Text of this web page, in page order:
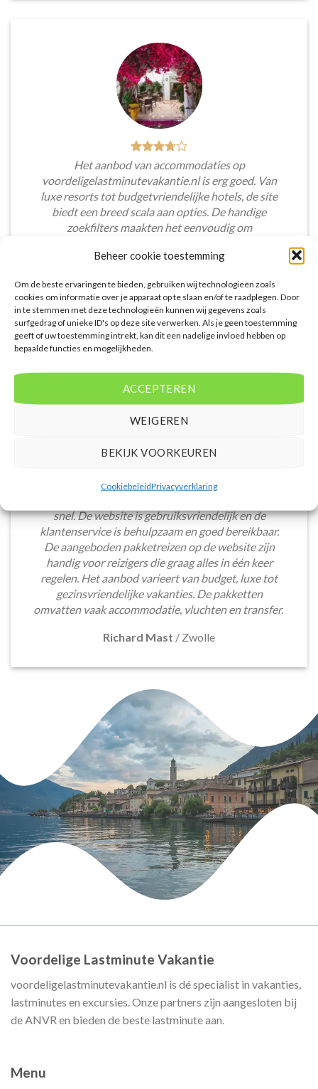
Beheer cookie toestemming
Om de beste ervaringen te bieden, gebruiken wij technologieën zoals
cookies om informatie over je apparaat op te slaan en/of te raadplegen. Door
in te stemmen met deze technologieën kunnen wij gegevens zoals
surfgedrag of unieke ID's op deze site verwerken. Als je geen toestemming
geeft of uw toestemming intrekt, kan dit een nadelige invloed hebben op
bepaalde functies en mogelijkheden.
ACCEPTEREN
WEIGEREN
BEKIJK VOORKEUREN
CookiebeleidPrivacyverklaring
Het aanbod van accommodaties op
voordeligelastminutevakantie.nl is erg goed. Van
luxe resorts tot budgetvriendelijke hotels, de site
biedt een breed scala aan opties. De handige
zoekfilters maakten het eenvoudig om
voorkeuren en budget.
Tim Beukers/Tilburg
Het boeken van een lastminute vakantie via
snel. De website is gebruiksvriendelijk en de
klantenservice is behulpzaam en goed bereikbaar.
De aangeboden pakketreizen op de website zijn
handig voor reizigers die graag alles in één keer
regelen. Het aanbod varieert van budget, luxe tot
gezinsvriendelijke vakanties. De pakketten
omvatten vaak accommodatie, vluchten en transfer.
Richard Mast / Zwolle
Voordelige Lastminute Vakantie
voordeligelastminutevakantie.nl is dé specialist in vakanties,
lastminutes en excursies. Onze partners zijn aangesloten bij
de ANVR en bieden de beste lastminute aan.
Menu